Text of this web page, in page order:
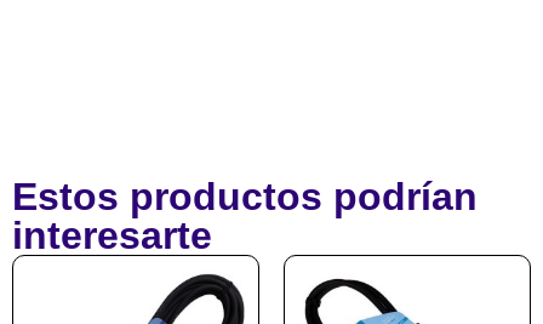
Estos productos podrían
interesarte